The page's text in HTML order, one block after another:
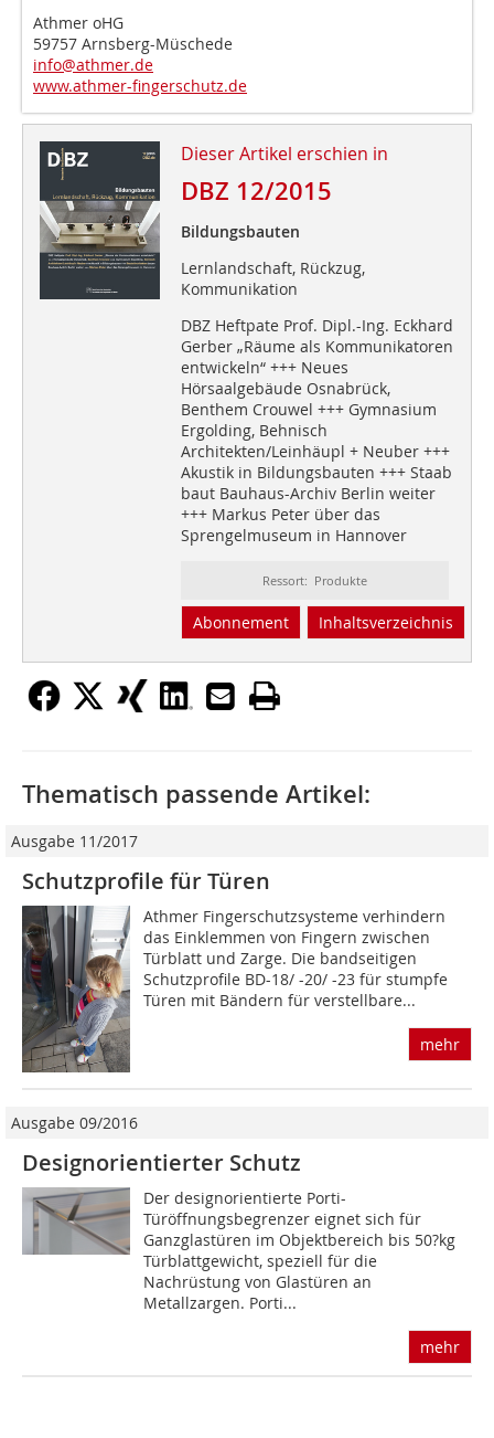
Athmer oHG
59757 Arnsberg-Müschede
info@athmer.de
www.athmer-fingerschutz.de
Dieser Artikel erschien in
DBZ 12/2015
Bildungsbauten
Lernlandschaft, Rückzug,
Kommunikation
DBZ Heftpate Prof. Dipl.-Ing. Eckhard
Gerber „Räume als Kommunikatoren
entwickeln“ +++ Neues
Hörsaalgebäude Osnabrück,
Benthem Crouwel +++ Gymnasium
Ergolding, Behnisch
Architekten/Leinhäupl + Neuber +++
Akustik in Bildungsbauten +++ Staab
baut Bauhaus-Archiv Berlin weiter
+++ Markus Peter über das
Sprengelmuseum in Hannover
Ressort: Produkte
Abonnement Inhaltsverzeichnis
Thematisch passende Artikel:
Ausgabe 11/2017
Schutzprofile für Türen
Athmer Fingerschutzsysteme verhindern
das Einklemmen von Fingern zwischen
Türblatt und Zarge. Die bandseitigen
Schutzprofile BD-18/ -20/ -23 für stumpfe
Türen mit Bändern für verstellbare...
mehr
Ausgabe 09/2016
Designorientierter Schutz
Der designorientierte Porti-
Türöffnungsbegrenzer eignet sich für
Ganzglastüren im Objektbereich bis 50?kg
Türblattgewicht, speziell für die
Nachrüstung von Glastüren an
Metallzargen. Porti...
mehr